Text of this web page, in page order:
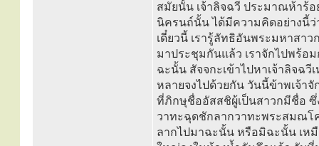
สมัยนั้น เจ้าลิจฉวี ประมาณห้าร้
นิครนถ์นั้น ได้มีความคิดอย่างนี้ว่
เดี๋ยวนี้ เรารู้ลัทธิอันพระมหาสา
มาประชุมกันแล้ว เราจักไปพร้อ
ฉะนั้น สัจจกะเข้าไปหาเจ้าลิจฉ
หลายจงไปด้วยกัน วันนี้ข้าพเจ้า
ที่ภิกษุชื่ออัสสชิผู้เป็นสาวกมีชื่อ ซึ่
วาทะฉุดชักลากวาทะพระสมณโ
ลากไปมาฉะนั้น หรือมิฉะนั้น เห